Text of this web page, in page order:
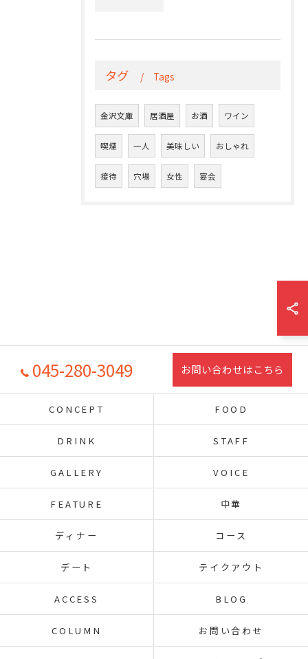
タグ Tags
金沢文庫 居酒屋 お酒 ワイン
喫煙 一人 美味しい おしゃれ
接待 穴場 女性 宴会
045-280-3049 お問い合わせはこちら
CONCEPT FOOD
DRINK STAFF
GALLERY VOICE
FEATURE 中華
ディナー コース
デート テイクアウト
ACCESS BLOG
COLUMN お問い合わせ